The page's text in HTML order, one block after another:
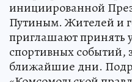
инициированной
Путиным. Жителей и
приглашают принять
спортивных событий,
ближайшие дни.